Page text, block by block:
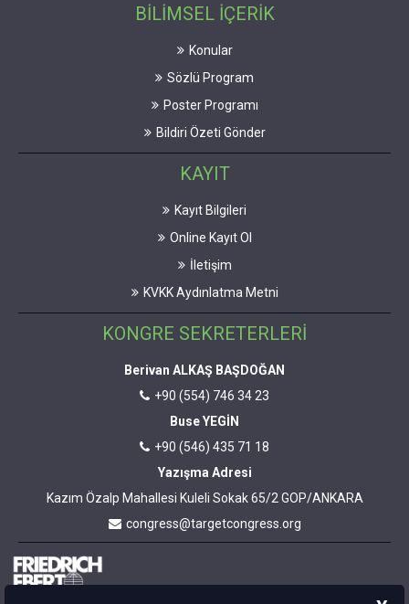
BİLİMSEL İÇERİK
Konular
Sözlü Program
Poster Programı
Bildiri Özeti Gönder
KAYIT
Kayıt Bilgileri
Online Kayıt Ol
İletişim
KVKK Aydınlatma Metni
KONGRE SEKRETERLERİ
Berivan ALKAŞ BAŞDOĞAN
+90 (554) 746 34 23
Buse YEGİN
+90 (546) 435 71 18
Yazışma Adresi
Kazım Özalp Mahallesi Kuleli Sokak 65/2 GOP/ANKARA
congress@targetcongress.org